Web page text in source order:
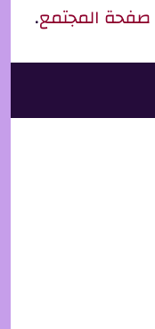
صفحة المجتمع.